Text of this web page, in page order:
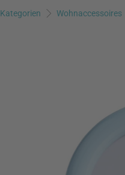
Kategorien Wohnaccessoires